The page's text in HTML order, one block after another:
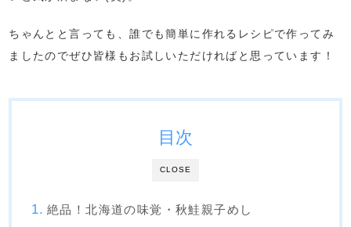
ちゃんとと言っても、誰でも簡単に作れるレシピで作ってみ
ましたのでぜひ皆様もお試しいただければと思っています！
CLOSE
目次
絶品！北海道の味覚・秋鮭親子めし